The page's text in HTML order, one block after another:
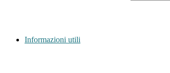
Informazioni utili